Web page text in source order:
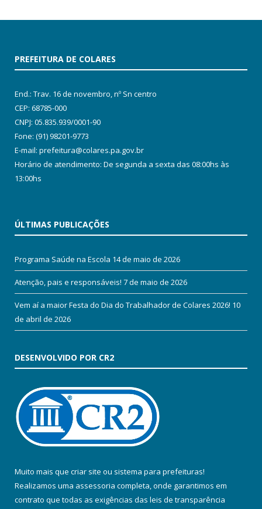
PREFEITURA DE COLARES
End.: Trav. 16 de novembro, nº Sn centro
CEP: 68785-000
CNPJ: 05.835.939/0001-90
Fone: (91) 98201-9773
E-mail: prefeitura@colares.pa.gov.br
Horário de atendimento: De segunda a sexta das 08:00hs às
13:00hs
ÚLTIMAS PUBLICAÇÕES
Programa Saúde na Escola 14 de maio de 2026
Atenção, pais e responsáveis! 7 de maio de 2026
Vem aí a maior Festa do Dia do Trabalhador de Colares 2026! 10
de abril de 2026
DESENVOLVIDO POR CR2
Muito mais que criar site ou sistema para prefeituras!
Realizamos uma assessoria completa, onde garantimos em
contrato que todas as exigências das leis de transparência